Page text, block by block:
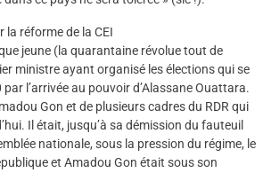
la réforme de la CEI
jeune (la quarantaine révolue tout de
ministre ayant organisé les élections qui se
l’arrivée au pouvoir d’Alassane Ouattara.
Gon et de plusieurs cadres du RDR qui
Il était, jusqu’à sa démission du fauteuil
nationale, sous la pression du régime, le
et Amadou Gon était sous son